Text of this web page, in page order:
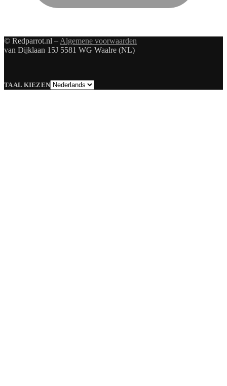
© Redparrot.nl – Algemene voorwaarden
van Dijklaan 15J 5581 WG Waalre (NL)
TAAL KIEZENTaal